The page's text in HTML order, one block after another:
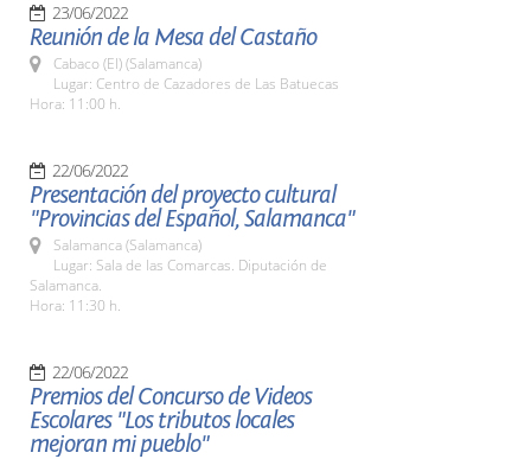
23/06/2022
Reunión de la Mesa del Castaño
Cabaco (El) (Salamanca)
Lugar: Centro de Cazadores de Las Batuecas
Hora: 11:00 h.
22/06/2022
Presentación del proyecto cultural
"Provincias del Español, Salamanca"
Salamanca (Salamanca)
Lugar: Sala de las Comarcas. Diputación de
Salamanca.
Hora: 11:30 h.
22/06/2022
Premios del Concurso de Videos
Escolares "Los tributos locales
mejoran mi pueblo"